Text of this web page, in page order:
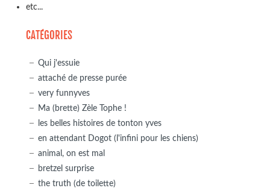
etc...
CATÉGORIES
Qui j'essuie
attaché de presse purée
very funnyves
Ma (brette) Zèle Tophe !
les belles histoires de tonton yves
en attendant Dogot (l'infini pour les chiens)
animal, on est mal
bretzel surprise
the truth (de toilette)